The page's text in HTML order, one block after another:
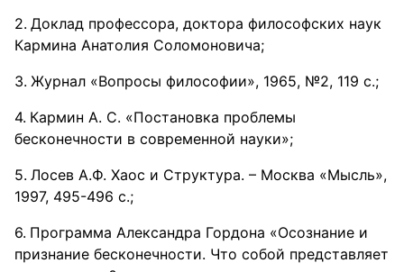
Доклад профессора, доктора философских наук
Кармина Анатолия Соломоновича;
Журнал «Вопросы философии», 1965, №2, 119 с.;
Кармин А. С. «Постановка проблемы
бесконечности в современной науки»;
Лосев А.Ф. Хаос и Структура. – Москва «Мысль»,
1997, 495-496 с.;
Программа Александра Гордона «Осознание и
признание бесконечности. Что собой представляет